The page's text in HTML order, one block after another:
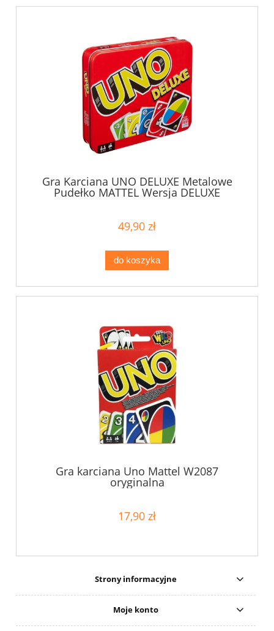
Gra Karciana UNO DELUXE Metalowe
Pudełko MATTEL Wersja DELUXE
49,90 zł
do koszyka
Gra karciana Uno Mattel W2087
oryginalna
17,90 zł
Strony informacyjne
Moje konto